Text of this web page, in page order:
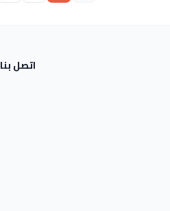
اتصل بنا